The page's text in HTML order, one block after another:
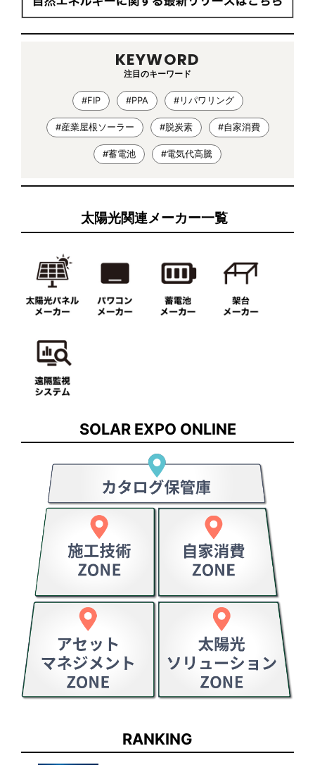
KEYWORD
注目のキーワード
#FIP #PPA #リパワリング
#産業屋根ソーラー #脱炭素 #自家消費
#蓄電池 #電気代高騰
太陽光関連メーカー一覧
SOLAR EXPO ONLINE
RANKING